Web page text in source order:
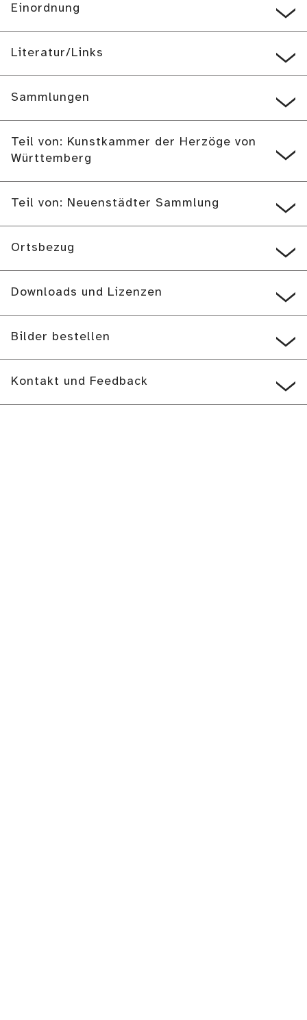
Einordnung
Literatur/Links
Sammlungen
Teil von: Kunstkammer der Herzöge von
Württemberg
Teil von: Neuenstädter Sammlung
Ortsbezug
Downloads und Lizenzen
Bilder bestellen
Kontakt und Feedback